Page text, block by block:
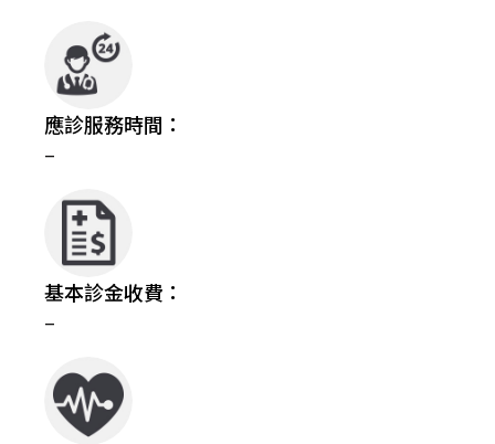
應診服務時間：
–
基本診金收費：
–